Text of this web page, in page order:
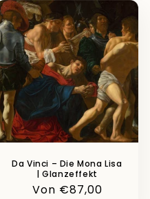
Da Vinci – Die Mona Lisa
| Glanzeffekt
Normaler
Von €87,00